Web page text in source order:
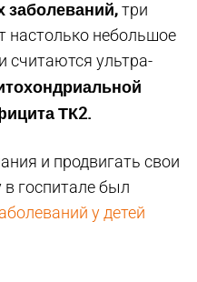
заболеваний,три
настолько небольшое
считаются ультра-
ТК2.
и продвигать свои
в госпитале был
у детей